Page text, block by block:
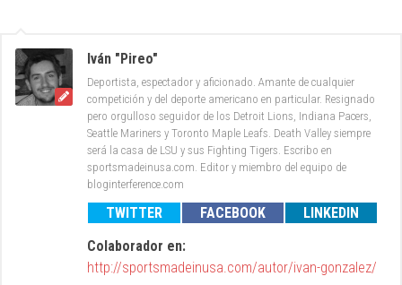
Iván "Pireo"
Deportista, espectador y aficionado. Amante de cualquier
competición y del deporte americano en particular. Resignado
pero orgulloso seguidor de los Detroit Lions, Indiana Pacers,
Seattle Mariners y Toronto Maple Leafs. Death Valley siempre
será la casa de LSU y sus Fighting Tigers. Escribo en
sportsmadeinusa.com. Editor y miembro del equipo de
bloginterference.com
TWITTER FACEBOOK
LINKEDIN
Colaborador en:
http://sportsmadeinusa.com/autor/ivan-gonzalez/